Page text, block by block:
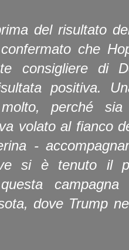
del risultato
che
consigliere di
positiva.
molto, perché
volato al fianco
-
si è tenuto il
dove Trump